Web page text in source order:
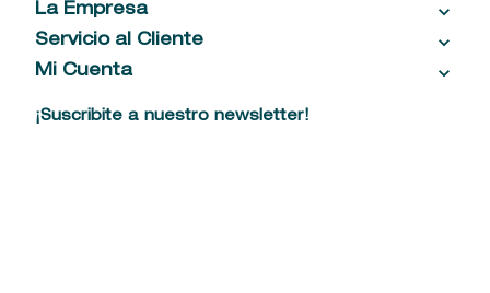
La Empresa
Acerca de las Fragancias
Ventas al por mayor
Política de entrega
Servicio al Cliente
Contáctanos
Términos y condiciones
Mi Cuenta
¡Suscribite a nuestro newsletter!